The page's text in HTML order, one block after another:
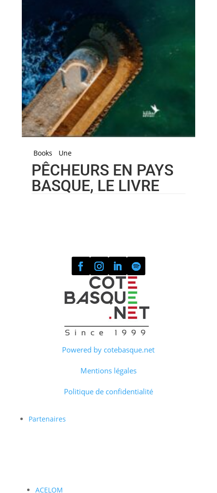
Books Une
PÊCHEURS EN PAYS
BASQUE, LE LIVRE
Powered by cotebasque.net
Mentions légales
Politique de confidentialité
Partenaires
ACELOM